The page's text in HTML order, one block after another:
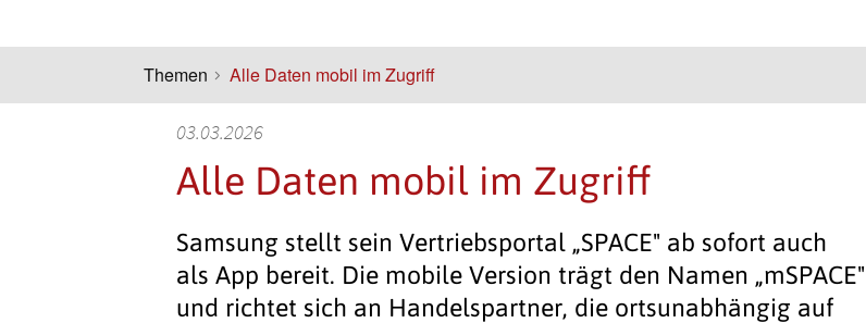
Themen Alle Daten mobil im Zugriff
03.03.2026
Alle Daten mobil im Zugriff
Samsung stellt sein Vertriebsportal „SPACE" ab sofort auch
als App bereit. Die mobile Version trägt den Namen „mSPACE"
und richtet sich an Handelspartner, die ortsunabhängig auf